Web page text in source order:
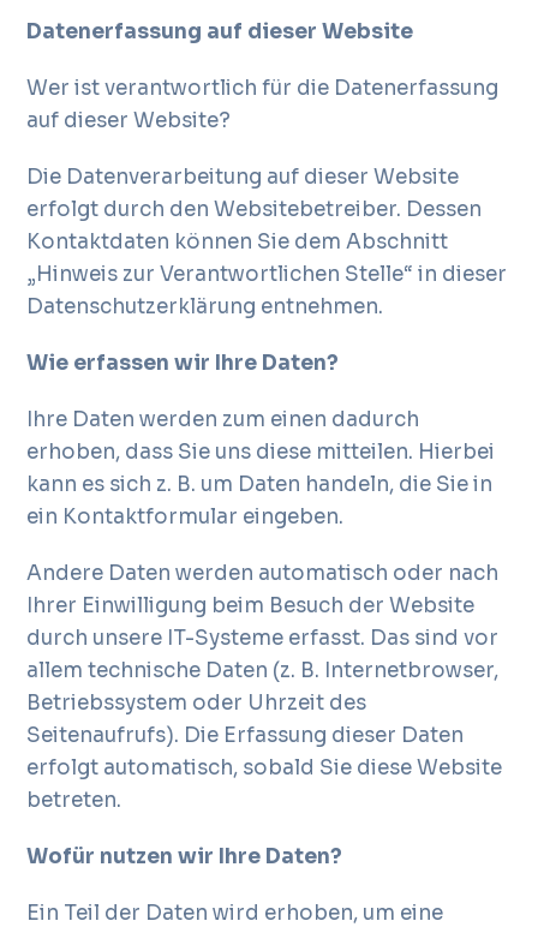
Datenerfassung auf dieser Website
Wer ist verantwortlich für die Datenerfassung
auf dieser Website?
Die Datenverarbeitung auf dieser Website
erfolgt durch den Websitebetreiber. Dessen
Kontaktdaten können Sie dem Abschnitt
„Hinweis zur Verantwortlichen Stelle“ in dieser
Datenschutzerklärung entnehmen.
Wie erfassen wir Ihre Daten?
Ihre Daten werden zum einen dadurch
erhoben, dass Sie uns diese mitteilen. Hierbei
kann es sich z. B. um Daten handeln, die Sie in
ein Kontaktformular eingeben.
Andere Daten werden automatisch oder nach
Ihrer Einwilligung beim Besuch der Website
durch unsere IT-Systeme erfasst. Das sind vor
allem technische Daten (z. B. Internetbrowser,
Betriebssystem oder Uhrzeit des
Seitenaufrufs). Die Erfassung dieser Daten
erfolgt automatisch, sobald Sie diese Website
betreten.
Wofür nutzen wir Ihre Daten?
Ein Teil der Daten wird erhoben, um eine